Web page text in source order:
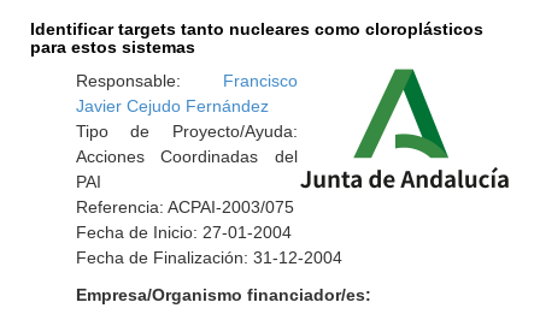
Identificar targets tanto nucleares como cloroplásticos
para estos sistemas
Responsable: Francisco
Javier Cejudo Fernández
Tipo de Proyecto/Ayuda:
Acciones Coordinadas del
PAI
Referencia: ACPAI-2003/075
Fecha de Inicio: 27-01-2004
Fecha de Finalización: 31-12-2004
Empresa/Organismo financiador/es: